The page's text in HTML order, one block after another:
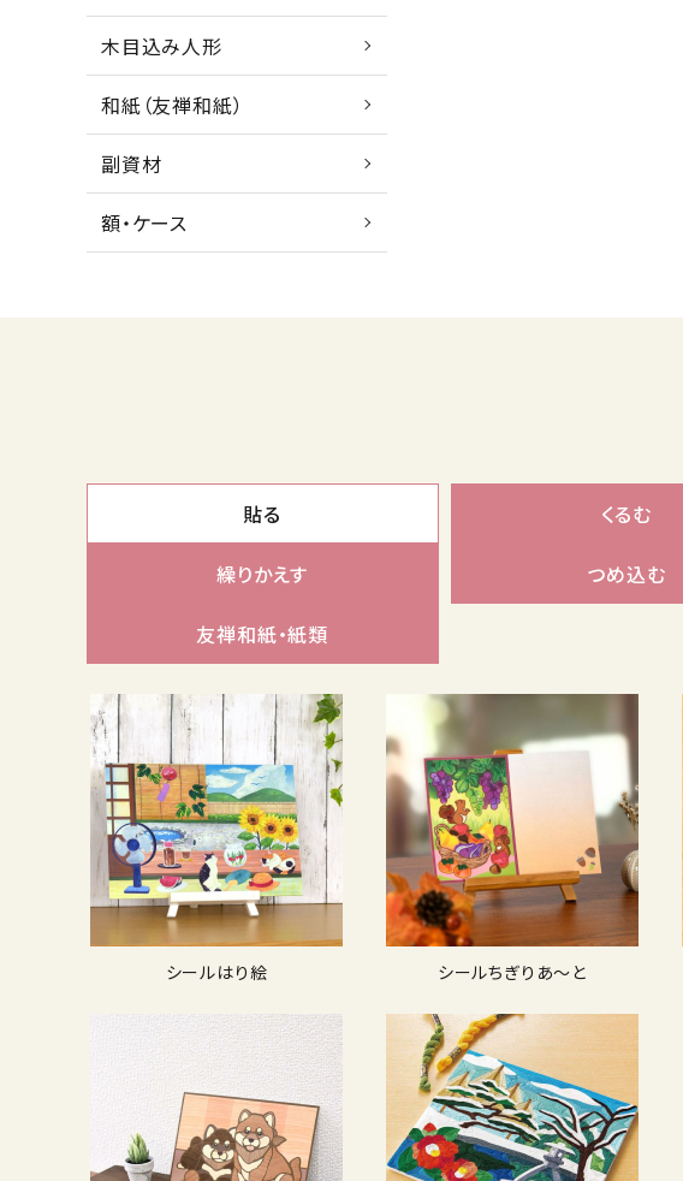
木目込み人形
和紙（友禅和紙）
副資材
額・ケース
貼る くるむ
繰りかえす つめ込む
友禅和紙・紙類
シールはり絵 シールちぎりあ〜と